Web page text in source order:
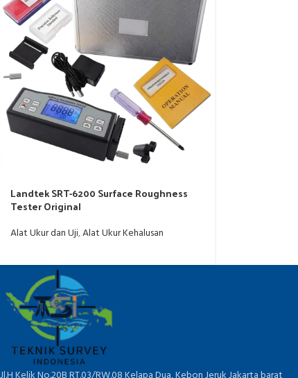
Landtek SRT-6200 Surface Roughness
Tester Original
Alat Ukur dan Uji,Alat Ukur Kehalusan